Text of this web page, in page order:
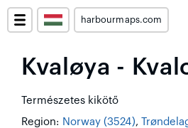
harbourmaps.com
Kvaløya -
Természetes kikötő
Region: Norway (3524),